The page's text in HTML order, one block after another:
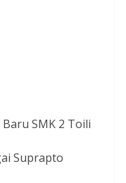
SMK 2 Toili
Suprapto